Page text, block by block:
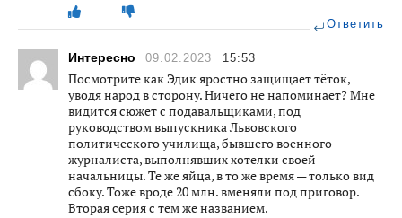
Ответить
Интересно 09.02.2023 15:53
Посмотрите как Эдик яростно защищает тёток,
уводя народ в сторону. Ничего не напоминает? Мне
видится сюжет с подавальщиками, под
руководством выпускника Львовского
политического училища, бывшего военного
журналиста, выполнявших хотелки своей
начальницы. Те же яйца, в то же время — только вид
сбоку. Тоже вроде 20 млн. вменяли под приговор.
Вторая серия с тем же названием.